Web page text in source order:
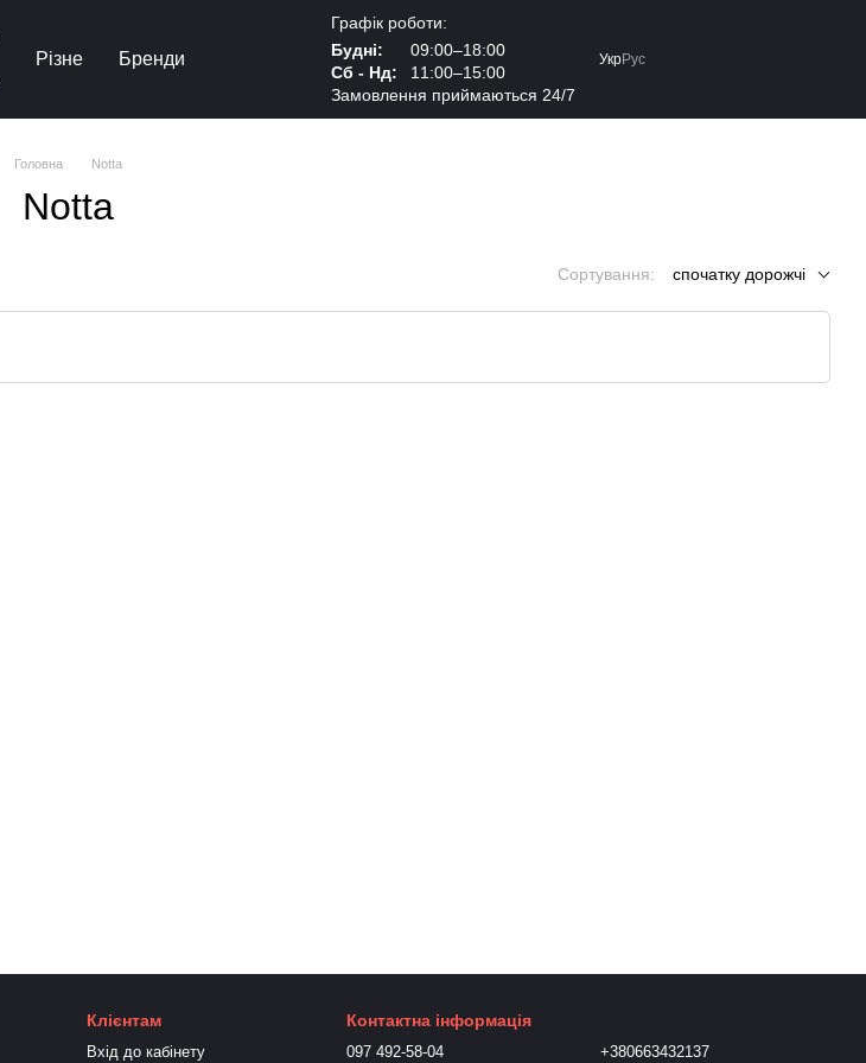
Різне Бренди
Графік роботи:
Будні:
09:00–18:00
Сб - Нд:
11:00–15:00
Замовлення приймаються 24/7
УкрРус
Головна Notta
Notta
Сортування: спочатку дорожчі
Клієнтам
Вхід до кабінету
Контактна інформація
097 492-58-04 +380663432137